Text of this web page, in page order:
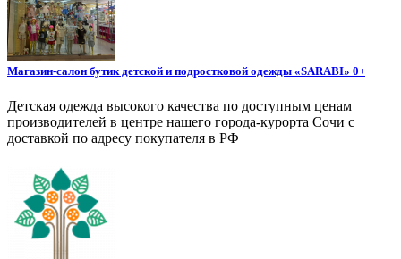
Магазин-салон бутик детской и подростковой одежды «SARABI» 0+
Детская одежда высокого качества по доступным ценам
производителей в центре нашего города-курорта Сочи с
доставкой по адресу покупателя в РФ